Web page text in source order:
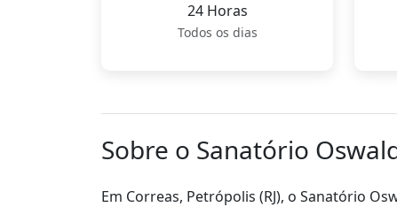
24 Horas
Todos os dias
Sobre o Sanatório
Em Correas, Petrópolis (RJ), o Sanatório